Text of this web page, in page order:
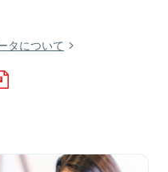
タについて